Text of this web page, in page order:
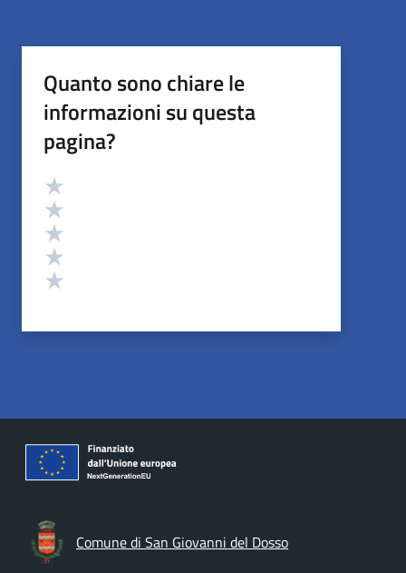
Quanto sono chiare le
informazioni su questa
pagina?
Valutazione
Comune di San Giovanni del Dosso